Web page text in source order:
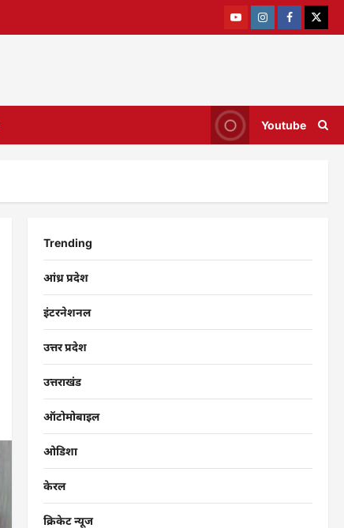
Youtube
Trending
आंध्र प्रदेश
इंटरनेशनल
उत्तर प्रदेश
उत्तराखंड
ऑटोमोबाइल
ओडिशा
केरल
क्रिकेट न्यूज